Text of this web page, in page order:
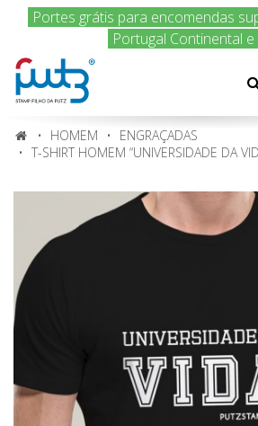
Portes grátis para encomendas
Portugal Continental e
Encomenda hoje e nós
HOMEM
ENGRAÇADAS
T-SHIRT HOMEM “UNIVERSIDADE DA